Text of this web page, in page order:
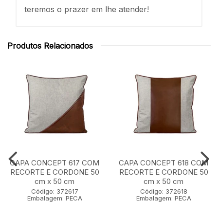
teremos o prazer em lhe atender!
Produtos Relacionados
CAPA CONCEPT 617 COM
RECORTE E CORDONE 50
cm x 50 cm
Código: 372617
Embalagem: PECA
CAPA CONCEPT 618 COM
RECORTE E CORDONE 50
cm x 50 cm
Código: 372618
Embalagem: PECA